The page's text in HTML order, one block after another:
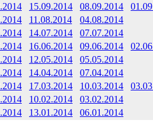
15.09.2014 08.09.2014
11.08.2014
04.08.2014
14.07.2014
07.07.2014
16.06.2014 09.06.2014
12.05.2014
05.05.2014
14.04.2014
07.04.2014
17.03.2014 10.03.2014
10.02.2014
03.02.2014
13.01.2014 06.01.2014